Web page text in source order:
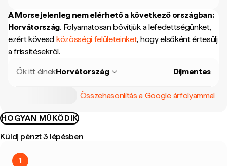
A Morse jelenleg nem elérhető a következő országban:
Horvátország. Folyamatosan bővítjük a lefedettségünket,
ezért kövesd közösségi felületeinket, hogy elsőként értesülj
a frissítésekről.
Ők itt élnekHorvátország Díjmentes
Összehasonlítás a Google árfolyammal
HOGYAN MŰKÖDIK
Küldj pénzt 3 lépésben
1